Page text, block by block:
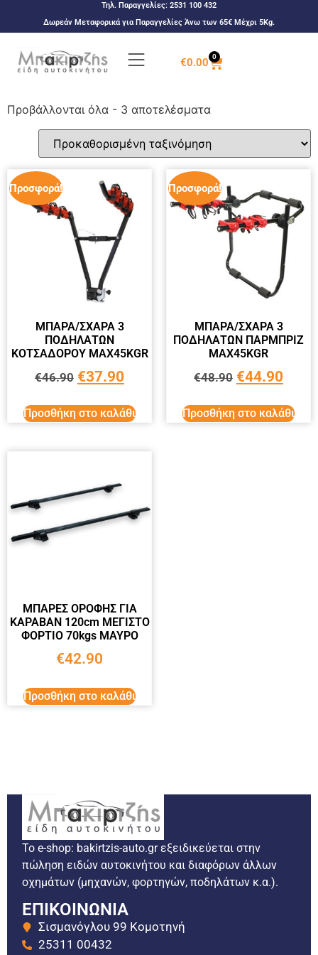
Τηλ. Παραγγελίες: 2531 100 432
Δωρεάν Μεταφορικά για Παραγγελίες Άνω των 65€ Μέχρι 5Kg.
€0.00 0
Προβάλλονται όλα - 3 αποτελέσματα
Προσφορά!
ΜΠΑΡΑ/ΣΧΑΡΑ 3
ΠΟΔΗΛΑΤΩΝ
ΚΟΤΣΑΔΟΡΟΥ ΜΑΧ45KGR
€46.90 €37.90
Προσθήκη στο καλάθι
Προσφορά!
ΜΠΑΡΑ/ΣΧΑΡΑ 3
ΠΟΔΗΛΑΤΩΝ ΠΑΡΜΠΡΙΖ
ΜΑΧ45KGR
€48.90 €44.90
Προσθήκη στο καλάθι
ΜΠΑΡΕΣ ΟΡΟΦΗΣ ΓΙΑ
ΚΑΡΑΒΑΝ 120cm ΜΕΓΙΣΤΟ
ΦΟΡΤΙΟ 70kgs ΜΑΥΡΟ
€42.90
Προσθήκη στο καλάθι
Το e-shop: bakirtzis-auto.gr εξειδικεύεται στην
πώληση ειδών αυτοκινήτου και διαφόρων άλλων
οχημάτων (μηχανών, φορτηγών, ποδηλάτων κ.α.).
ΕΠΙΚΟΙΝΩΝΙΑ
Σισμανόγλου 99 Κομοτηνή
25311 00432